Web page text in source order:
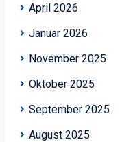
April 2026
Januar 2026
November 2025
Oktober 2025
September 2025
August 2025